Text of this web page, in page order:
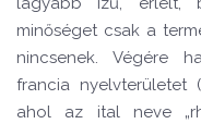
minőséget csak a
nincsenek. Végére
francia nyelvterületet
ahol az ital neve